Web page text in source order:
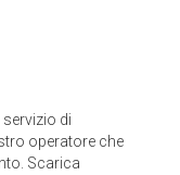
di
operatore che
Scarica